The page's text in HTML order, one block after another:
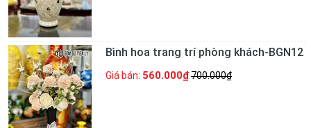
Bình hoa trang trí phòng khách-BGN12
Giá bán: 560.000₫700.000₫